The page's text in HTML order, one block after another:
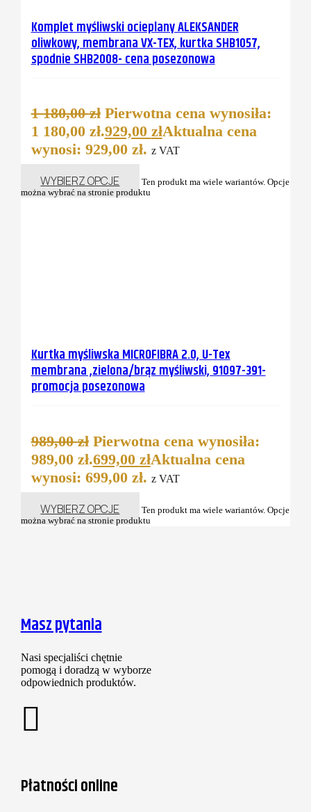
Komplet myśliwski ocieplany ALEKSANDER
oliwkowy, membrana VX-TEX, kurtka SHB1057,
spodnie SHB2008- cena posezonowa
1 180,00zł Pierwotna cena wynosiła:
1 180,00 zł.929,00 złAktualna cena
wynosi: 929,00 zł. z VAT
WYBIERZ OPCJE
Ten produkt ma wiele wariantów. Opcje
można wybrać na stronie produktu
Kurtka myśliwska MICROFIBRA 2.0, U-Tex
membrana ,zielona/brąz myśliwski, 91097-391-
promocja posezonowa
989,00zł Pierwotna cena wynosiła:
989,00 zł.699,00 złAktualna cena
wynosi: 699,00 zł. z VAT
WYBIERZ OPCJE
Ten produkt ma wiele wariantów. Opcje
można wybrać na stronie produktu
Masz pytania
Nasi specjaliści chętnie
pomogą i doradzą w wyborze
odpowiednich produktów.
Płatności online